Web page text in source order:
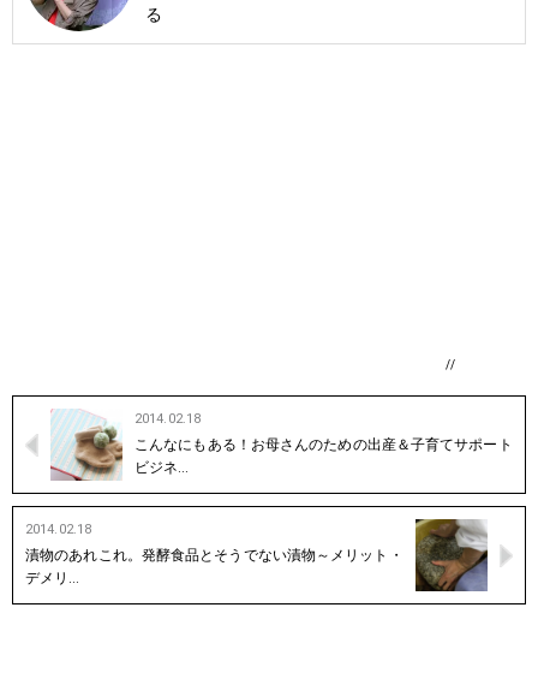
る
//
2014.02.18
こんなにもある！お母さんのための出産＆子育てサポート
ビジネ…
2014.02.18
漬物のあれこれ。発酵食品とそうでない漬物～メリット・
デメリ…